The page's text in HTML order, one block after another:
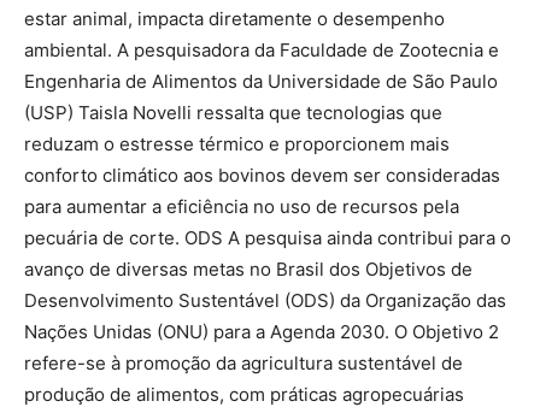
estar animal, impacta diretamente o desempenho
ambiental. A pesquisadora da Faculdade de Zootecnia e
Engenharia de Alimentos da Universidade de São Paulo
(USP) Taisla Novelli ressalta que tecnologias que
reduzam o estresse térmico e proporcionem mais
conforto climático aos bovinos devem ser consideradas
para aumentar a eficiência no uso de recursos pela
pecuária de corte. ODS A pesquisa ainda contribui para o
avanço de diversas metas no Brasil dos Objetivos de
Desenvolvimento Sustentável (ODS) da Organização das
Nações Unidas (ONU) para a Agenda 2030. O Objetivo 2
refere-se à promoção da agricultura sustentável de
produção de alimentos, com práticas agropecuárias